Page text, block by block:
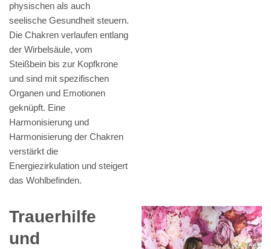
physischen als auch
seelische Gesundheit steuern.
Die Chakren verlaufen entlang
der Wirbelsäule, vom
Steißbein bis zur Kopfkrone
und sind mit spezifischen
Organen und Emotionen
geknüpft. Eine
Harmonisierung und
Harmonisierung der Chakren
verstärkt die
Energiezirkulation und steigert
das Wohlbefinden.
Trauerhilfe
und